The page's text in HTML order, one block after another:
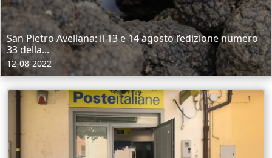
San Pietro Avellana: il 13 e 14 agosto l’edizione numero
33 della...
12-08-2022